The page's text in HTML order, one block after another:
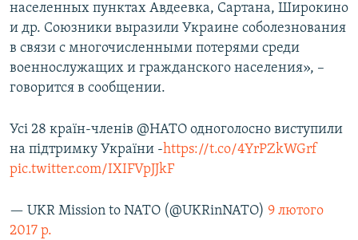
населенных пунктах Авдеевка, Сартана, Широкино
и др. Союзники выразили Украине соболезнования
в связи с многочисленными потерями среди
военнослужащих и гражданского населения», –
говорится в сообщении.
Усі 28 країн-членів @НАТО одноголосно виступили
на підтримку України -https://t.co/4YrPZkWGrf
pic.twitter.com/IXIFVpJJkF
— UKR Mission to NATO (@UKRinNATO) 9 лютого
2017 р.